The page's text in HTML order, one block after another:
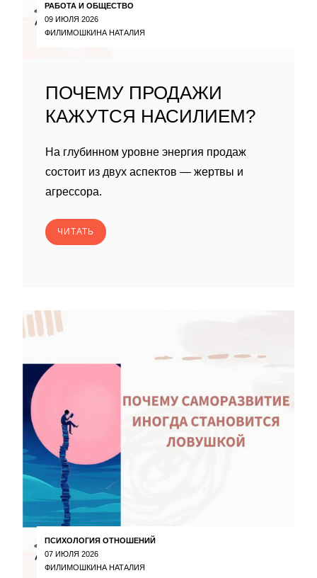
РАБОТА И ОБЩЕСТВО
09 ИЮЛЯ 2026
ФИЛИМОШКИНА НАТАЛИЯ
ПОЧЕМУ ПРОДАЖИ
КАЖУТСЯ НАСИЛИЕМ?
На глубинном уровне энергия продаж
состоит из двух аспектов — жертвы и
агрессора.
ЧИТАТЬ
ПСИХОЛОГИЯ ОТНОШЕНИЙ
07 ИЮЛЯ 2026
ФИЛИМОШКИНА НАТАЛИЯ